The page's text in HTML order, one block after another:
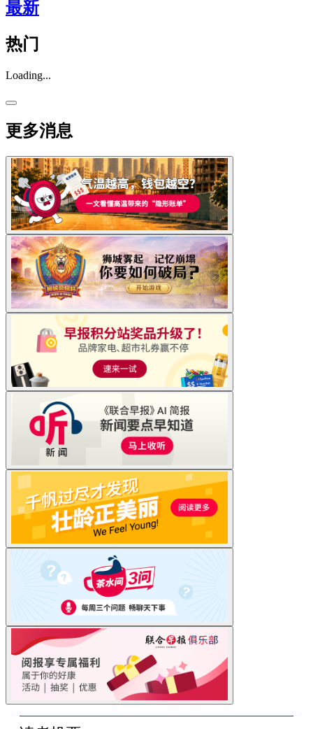
最新
热门
Loading...
更多消息